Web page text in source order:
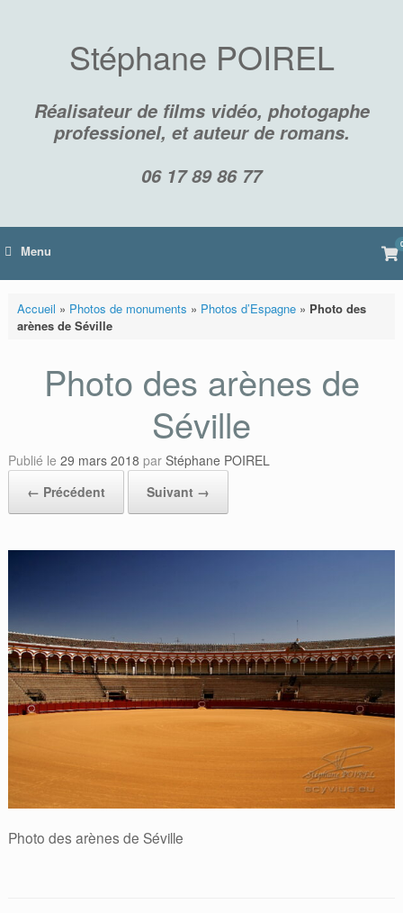
Stéphane POIREL
Réalisateur de films vidéo, photogaphe
professionel, et auteur de romans.
06 17 89 86 77
Menu 0
Accueil » Photos de monuments » Photos d’Espagne» Photo des
arènes de Séville
Photo des arènes de
Séville
Publié le 29 mars 2018 par Stéphane POIREL
← Précédent
Suivant →
Photo des arènes de Séville